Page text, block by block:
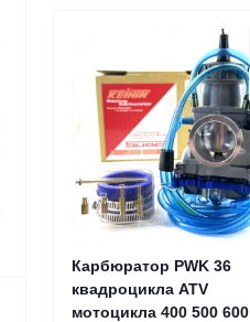
Карбюратор PWK 36
квадроцикла ATV
мотоцикла 400 500 600